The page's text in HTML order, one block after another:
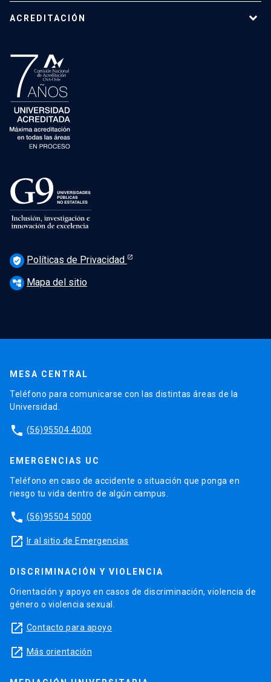
ACREDITACIÓN
verified_user Políticas de Privacidad
account_tree Mapa del sitio
MESA CENTRAL
Teléfono para comunicarse con las distintas áreas de la
Universidad.
phone (56)95504 4000
EMERGENCIAS UC
Teléfono en caso de accidente o situación que ponga en
riesgo tu vida dentro de algún campus.
phone (56)95504 5000
launch Ir al sitio de Emergencias
DISCRIMINACIÓN Y VIOLENCIA
Orientación y apoyo en casos de discriminación, violencia de
género o violencia sexual.
launch Contacto para apoyo
launch Más orientación